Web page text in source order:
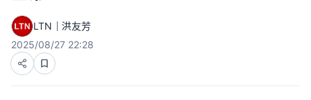
LTN｜洪友芳
2025/08/27 22:28